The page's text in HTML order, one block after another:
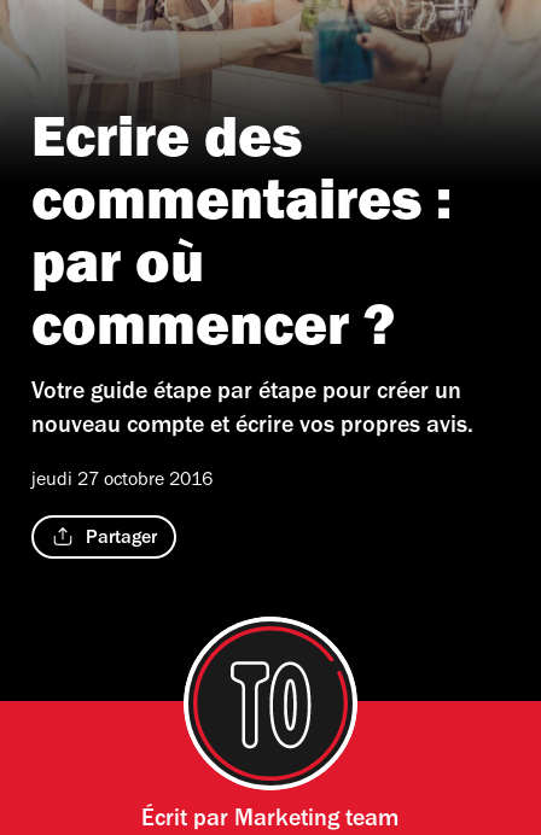
Ecrire des
commentaires :
par où
commencer ?
Votre guide étape par étape pour créer un
nouveau compte et écrire vos propres avis.
jeudi 27 octobre 2016
Partager
Écrit par Marketing team